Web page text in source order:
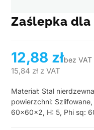
Zaślepka
12,88 złbez VAT
15,84 zł z VAT
Materiał: Stal
powierzchni:
60x60x2, H: 5, Phi sq: